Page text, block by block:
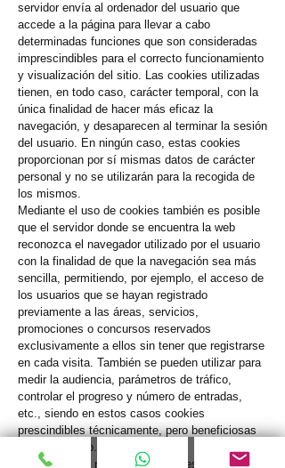
servidor envía al ordenador del usuario que
accede a la página para llevar a cabo
determinadas funciones que son consideradas
imprescindibles para el correcto funcionamiento
y visualización del sitio. Las cookies utilizadas
tienen, en todo caso, carácter temporal, con la
única finalidad de hacer más eficaz la
navegación, y desaparecen al terminar la sesión
del usuario. En ningún caso, estas cookies
proporcionan por sí mismas datos de carácter
personal y no se utilizarán para la recogida de
los mismos.
Mediante el uso de cookies también es posible
que el servidor donde se encuentra la web
reconozca el navegador utilizado por el usuario
con la finalidad de que la navegación sea más
sencilla, permitiendo, por ejemplo, el acceso de
los usuarios que se hayan registrado
previamente a las áreas, servicios,
promociones o concursos reservados
exclusivamente a ellos sin tener que registrarse
en cada visita. También se pueden utilizar para
medir la audiencia, parámetros de tráfico,
controlar el progreso y número de entradas,
etc., siendo en estos casos cookies
prescindibles técnicamente, pero beneficiosas
para el usuario.
Este sitio web no instalará cookies